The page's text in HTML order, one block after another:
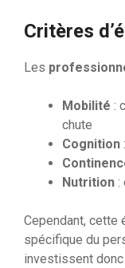
Critères
Les
Mobilité :
chute
Cognition
Nutrition :
Cependant, cette
spécifique du
investissent